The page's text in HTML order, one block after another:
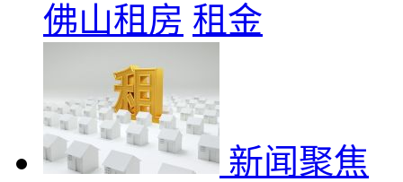
佛山租房 租金
新闻聚焦